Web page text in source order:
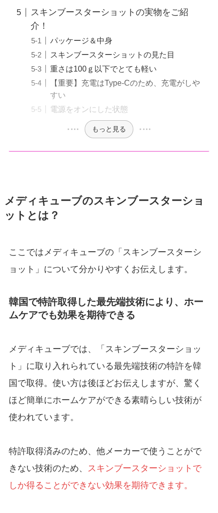
スキンブースターショットの実物をご紹
介！
パッケージ＆中身
スキンブースターショットの見た目
重さは100ｇ以下でとても軽い
【重要】充電はType-Cのため、充電がしや
すい
電源をオンにした状態
もっと見る
メディキューブのスキンブースターショ
ットとは？
ここではメディキューブの「スキンブースターシ
ョット」について分かりやすくお伝えします。
韓国で特許取得した最先端技術により、ホー
ムケアでも効果を期待できる
メディキューブでは、「スキンブースターショッ
ト」に取り入れられている最先端技術の特許を韓
国で取得。使い方は後ほどお伝えしますが、驚く
ほど簡単にホームケアができる素晴らしい技術が
使われています。
特許取得済みのため、他メーカーで使うことがで
きない技術のため、
スキンブースターショットで
しか得ることができない効果を期待できます。